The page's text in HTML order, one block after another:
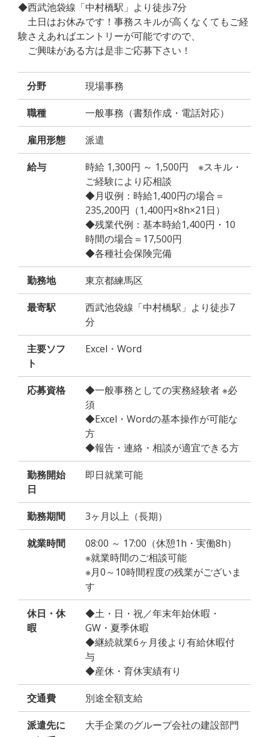
◆西武池袋線「中村橋駅」より徒歩7分
土日はお休みです！事務スキルが高くなくてもご経
験さえあればエントリーが可能ですので、
ご興味がある方は是非ご応募下さい！
分野 現場事務
職種 一般事務（書類作成・電話対応）
雇用形態 派遣
給与
時給 1,300円 ～ 1,500円 ※スキル・
ご経験により応相談
◆月収例：時給1,400円の場合＝
235,200円（1,400円×8h×21日）
◆残業代例：基本時給1,400円・10
時間の場合＝17,500円
◆各種社会保険完備
勤務地 東京都練馬区
最寄駅
西武池袋線「中村橋駅」より徒歩7
分
主要ソフ
ト
Excel・Word
応募資格
◆一般事務としての実務経験者 ※必
須
◆Excel・Wordの基本操作が可能な
方
◆報告・連絡・相談が適宜できる方
勤務開始
日
即日就業可能
勤務期間 3ヶ月以上（長期）
就業時間
08:00 ～ 17:00（休憩1h・実働8h）
※就業時間のご相談可能
※月0～10時間程度の残業がございま
す
休日・休
暇
◆土・日・祝／年末年始休暇・
GW・夏季休暇
◆継続就業6ヶ月後より有給休暇付
与
◆産休・育休実績有り
交通費 別途全額支給
派遣先に
大手企業のグループ会社の建設部門